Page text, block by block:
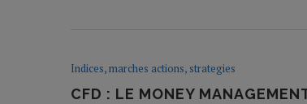
Indices, marches actions, strategies
CFD : LE MONEY